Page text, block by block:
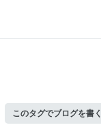
このタグでブログを書く